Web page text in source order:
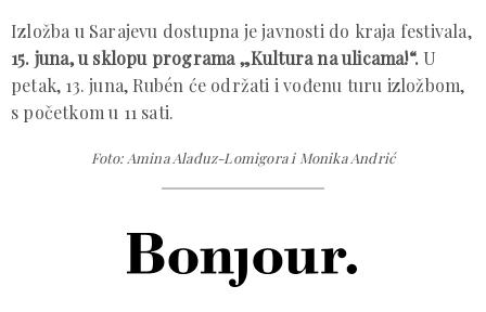
Izložba u Sarajevu dostupna je javnosti do kraja festivala,
15. juna, u sklopu programa „Kultura na ulicama!“. U
petak, 13. juna, Rubén će održati i vođenu turu izložbom,
s početkom u 11 sati.
Foto: Amina Alađuz-Lomigora i Monika Andrić